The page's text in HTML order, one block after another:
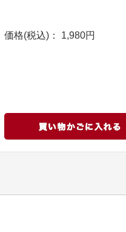
価格(税込)： 1,980円